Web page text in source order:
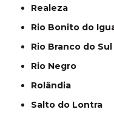
Realeza
Rio Bonito do
Rio Branco do Sul
Rio Negro
Rolândia
Salto do Lontra